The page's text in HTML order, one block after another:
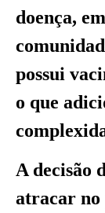
doença,
possui
o que
A decisão
atracar no